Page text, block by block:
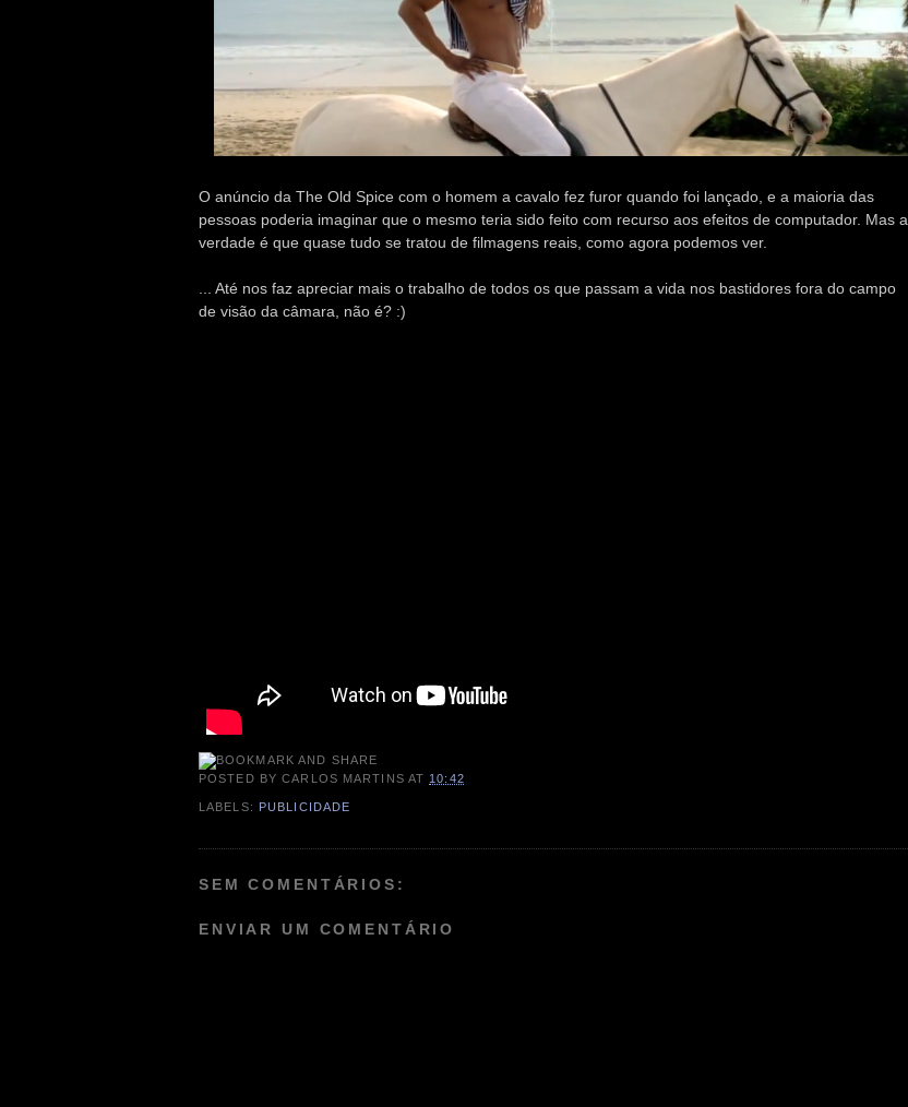
O anúncio da The Old Spice com o homem a cavalo fez furor quando foi lançado, e a maioria das
pessoas poderia imaginar que o mesmo teria sido feito com recurso aos efeitos de computador. Mas a
verdade é que quase tudo se tratou de filmagens reais, como agora podemos ver.
... Até nos faz apreciar mais o trabalho de todos os que passam a vida nos bastidores fora do campo
de visão da câmara, não é? :)
POSTED BYCARLOS MARTINS AT 10:42
LABELS: PUBLICIDADE
SEM COMENTÁRIOS:
ENVIAR UM COMENTÁRIO